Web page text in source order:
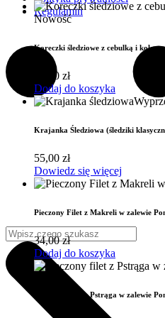
Regulamin
Nowość
Koreczki śledziowe z cebulką i
25,00 zł
Dodaj do koszyka
Krajanka Śledziowa (śledziki
55,00 zł
Dowiedz się więcej
Pieczony Filet z Makreli w zalewie
34,00zł
Dodaj do koszyka
Pieczony Filet z Pstrąga w zalewie